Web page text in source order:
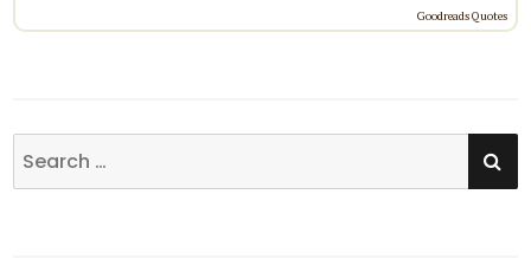
Goodreads Quotes
Search
for: